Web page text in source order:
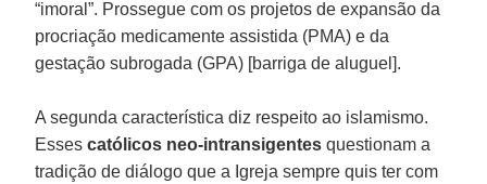
“imoral”. Prossegue com os projetos de expansão da
procriação medicamente assistida (PMA) e da
gestação subrogada (GPA) [barriga de aluguel].
A segunda característica diz respeito ao islamismo.
Essescatólicos neo-intransigentes questionam a
tradição de diálogo que a Igreja sempre quis ter com